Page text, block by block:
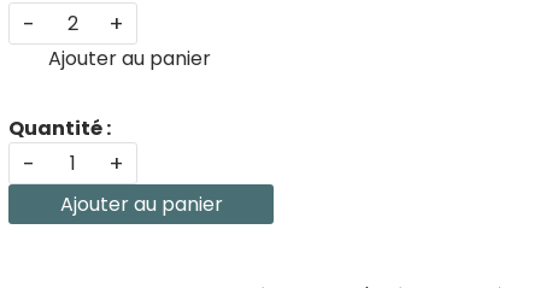
- +
Ajouter au panier
Quantité :
- +
Ajouter au panier